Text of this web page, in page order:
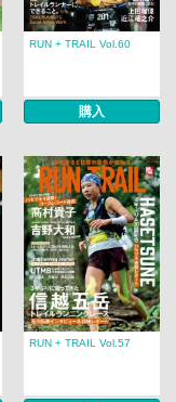
RUN + TRAIL Vol.60
購入
RUN + TRAIL Vol.57